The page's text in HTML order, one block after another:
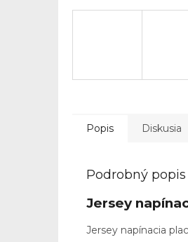
Popis Diskusia
Podrobný popis
Jersey
Jersey napínacia